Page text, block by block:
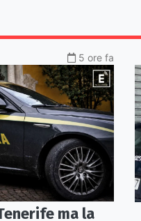
5 ore fa
ma la